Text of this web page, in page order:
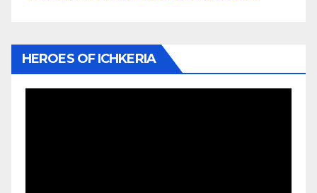
HEROES OF ICHKERIA